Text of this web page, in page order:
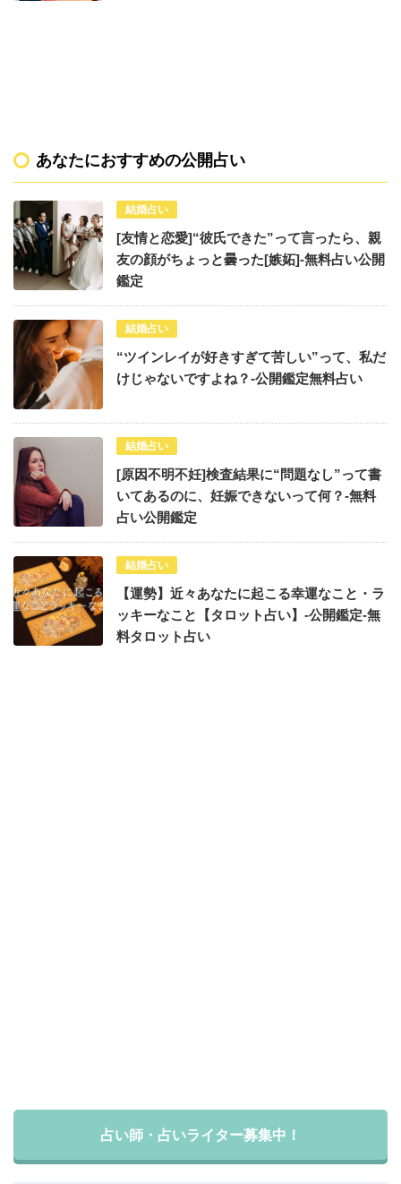
あなたにおすすめの公開占い
結婚占い
[友情と恋愛]“彼氏できた”って言ったら、親
友の顔がちょっと曇った[嫉妬]-無料占い公開
鑑定
結婚占い
“ツインレイが好きすぎて苦しい”って、私だ
けじゃないですよね？-公開鑑定無料占い
結婚占い
[原因不明不妊]検査結果に“問題なし”って書
いてあるのに、妊娠できないって何？-無料
占い公開鑑定
結婚占い
【運勢】近々あなたに起こる幸運なこと・ラ
ッキーなこと【タロット占い】-公開鑑定-無
料タロット占い
占い師・占いライター募集中！